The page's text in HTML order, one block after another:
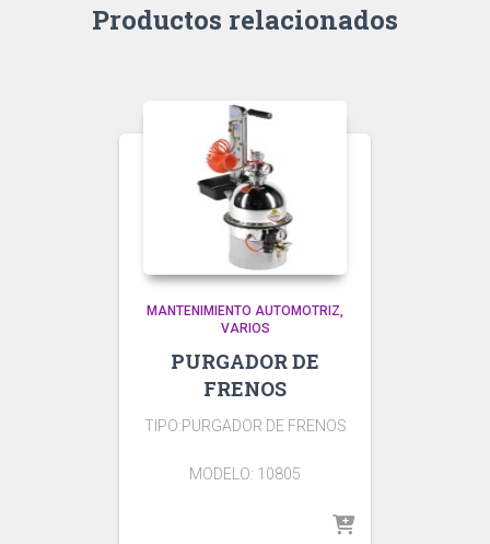
Productos relacionados
MANTENIMIENTO AUTOMOTRIZ
VARIOS
PURGADOR DE
FRENOS
TIPO:PURGADOR DE FRENOS
MODELO: 10805